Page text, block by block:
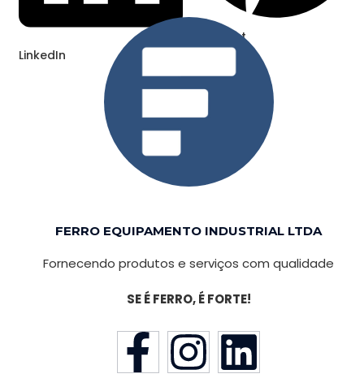
LinkedIn
Pinterest
FERRO EQUIPAMENTO INDUSTRIAL LTDA
Fornecendo produtos e serviços com qualidade
SE É FERRO, É FORTE!